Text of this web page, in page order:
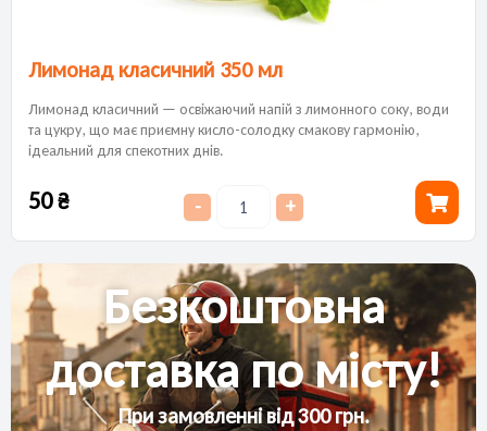
Лимонад класичний 350 мл
Лимонад класичний — освіжаючий напій з лимонного соку, води
та цукру, що має приємну кисло-солодку смакову гармонію,
ідеальний для спекотних днів.
50₴ - +
Безкоштовна
доставка по місту!
При замовленні від 300 грн.